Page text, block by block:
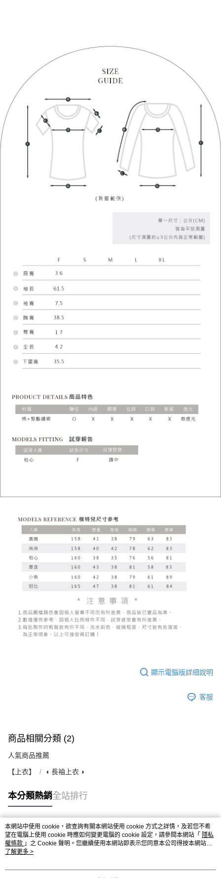
顯示電腦版詳細說明
客服
商品相關分類 (2)
人氣商品推薦
【上衣】 ◖ 長袖上衣 ◗
本分類熱銷全站排行
熱門標籤
本網站中使用 cookie，欲查詢有關本網站使用 cookie 方式之詳情，及若您不希
望在電腦上使用 cookie 時應如何變更電腦的 cookie 設定，請參閱本網站「 隱私
權條款 」之 Cookie 聲明。您繼續使用本網站即表示您同意本公司得按本網站使
用條款之 Cookie 聲明使用 cookie。
了解更多 >